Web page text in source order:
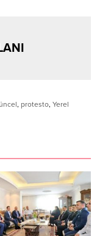
, protesto, Yerel